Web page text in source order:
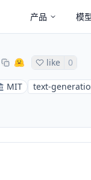
产品 模
like 0
MIT text-